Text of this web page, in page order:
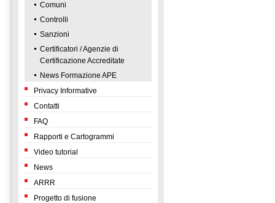
Comuni
Controlli
Sanzioni
Certificatori / Agenzie di
Certificazione Accreditate
News Formazione APE
Privacy Informative
Contatti
FAQ
Rapporti e Cartogrammi
Video tutorial
News
ARRR
Progetto di fusione